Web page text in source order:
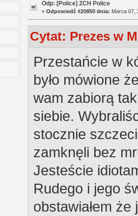
Odp: [Police] ZCH Police
« Odpowiedź #20850 dnia: Marca 07,
Cytat: Prezes w
Przestańcie w
było mówione
wam zabiorą
siebie.
stocznie
zamknęli bez
Jesteście
Rudego i jego
obstawiałem